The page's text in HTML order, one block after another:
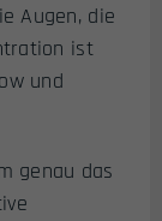
Augen, die
ist
und
genau das